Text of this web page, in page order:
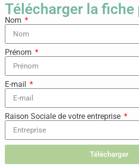
Télécharger la fiche
Nom
Prénom
E-mail
Raison Sociale de votre entreprise
Télécharger